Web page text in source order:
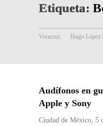
Etiqueta:
Veracruz Hugo López
Audífonos en
Apple y Sony
Ciudad de México, 5